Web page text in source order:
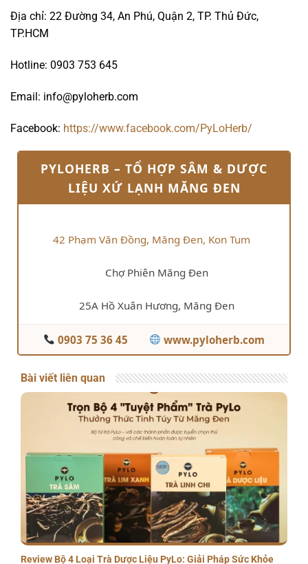
Địa chỉ: 22 Đường 34, An Phú, Quận 2, TP. Thủ Đức,
TP.HCM
Hotline: 0903 753 645
Email: info@pyloherb.com
Facebook: https://www.facebook.com/PyLoHerb/
PYLOHERB – TỔ HỢP SÂM & DƯỢC
LIỆU XỨ LẠNH MĂNG ĐEN
42 Phạm Văn Đồng, Măng Đen, Kon Tum
Chợ Phiên Măng Đen
25A Hồ Xuân Hương, Măng Đen
0903 75 36 45 www.pyloherb.com
Bài viết liên quan
Review Bộ 4 Loại Trà Dược Liệu PyLo: Giải Pháp Sức Khỏe